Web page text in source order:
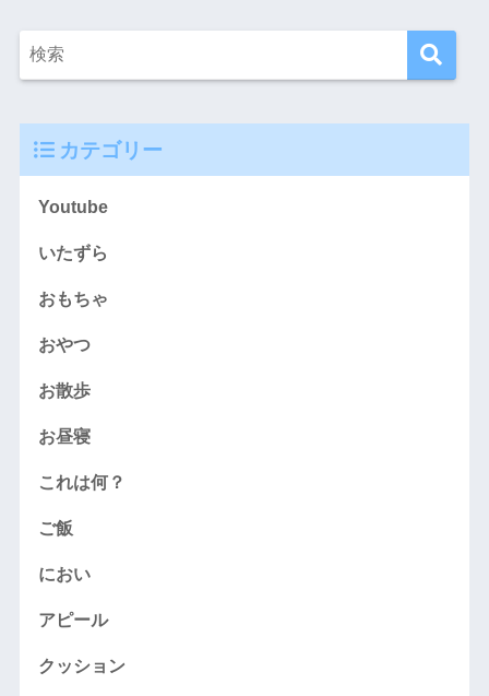
カテゴリー
Youtube
いたずら
おもちゃ
おやつ
お散歩
お昼寝
これは何？
ご飯
におい
アピール
クッション